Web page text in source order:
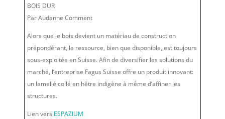
BOIS DUR
Par Audanne Comment
Alors que le bois devient un matériau de construction
prépondérant, la ressource, bien que disponible, est toujours
sous-exploitée en Suisse. Afin de diversifier les solutions du
marché, l’entreprise Fagus Suisse offre un produit innovant:
un lamellé collé en hêtre indigène à même d’affiner les
structures.
Lien vers ESPAZIUM